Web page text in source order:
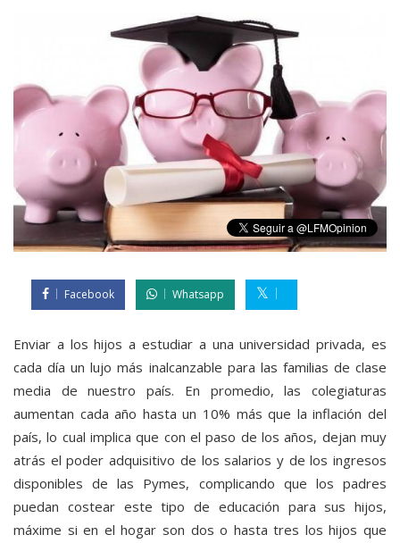
Facebook Whatsapp
Enviar a los hijos a estudiar a una universidad privada, es
cada día un lujo más inalcanzable para las familias de clase
media de nuestro país. En promedio, las colegiaturas
aumentan cada año hasta un 10% más que la inflación del
país, lo cual implica que con el paso de los años, dejan muy
atrás el poder adquisitivo de los salarios y de los ingresos
disponibles de las Pymes, complicando que los padres
puedan costear este tipo de educación para sus hijos,
máxime si en el hogar son dos o hasta tres los hijos que